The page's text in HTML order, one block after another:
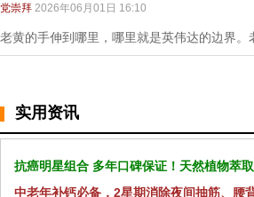
党崇拜 2026年06月01日 16:10
老黄的手伸到哪里，哪里就是英伟达的边界
实用资讯
抗癌明星组合 多年口碑保证！天然植物萃
中老年补钙必备，2星期消除夜间抽筋、腰